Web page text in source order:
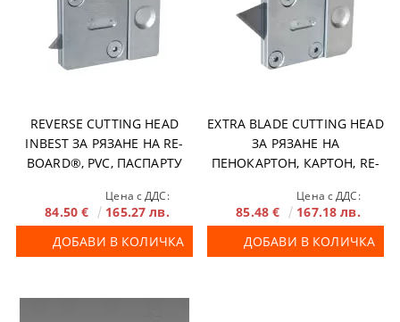
REVERSE CUTTING HEAD
INBEST ЗА РЯЗАНЕ НА RE-
BOARD®, PVC, ПАСПАРТУ
Цена с ДДС:
84.50 €
165.27 лв.
ДОБАВИ В КОЛИЧКА
EXTRA BLADE CUTTING HEAD
ЗА РЯЗАНЕ НА
ПЕНОКАРТОН, КАРТОН, RE-
20 MM
Цена с ДДС:
85.48 €
167.18 лв.
ДОБАВИ В КОЛИЧКА